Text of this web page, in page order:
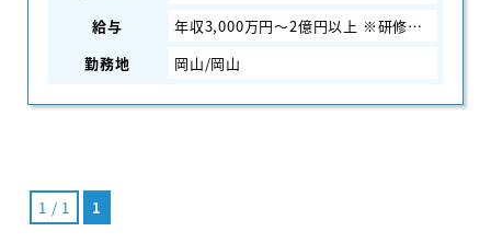
給与
年収3,000万円～2億円以上 ※研修期間中は2,500万円～
勤務地
岡山/岡山
1 / 1 1